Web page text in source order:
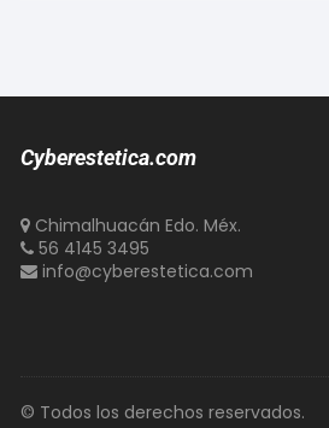
Cyberestetica.com
Chimalhuacán Edo. Méx.
56 4145 3495
info@cyberestetica.com
© Todos los derechos reservados.